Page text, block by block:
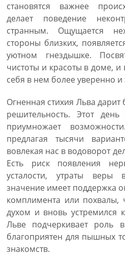
становятся важнее
делает поведение
странным. Ощущается
стороны близких,
уютном гнездышке.
чистоты и красоты в доме, и
себя в нем более уверенно
Огненная стихия Льва дарит
решительность. Этот
приумножает
предлагая тысячи
вовлекая нас в водоворот
Есть риск появления
усталости, утраты веры
значение имеет поддержка
комплимента или похвалы,
духом и вновь устремился
Льве подчеркивает роль
благоприятен для пышных
знакомств.